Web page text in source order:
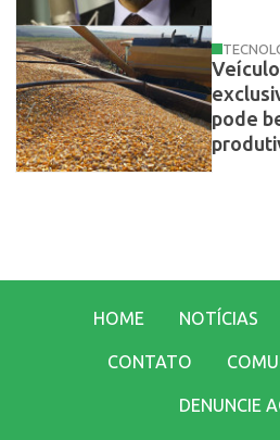
pode
HOME NOTÍCIAS
CONTATO
DENUNCIE